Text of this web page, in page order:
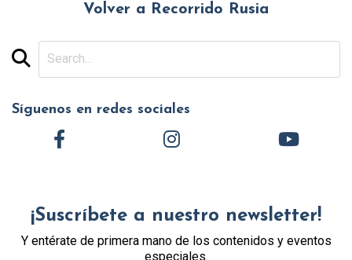
Volver a Recorrido Rusia
Síguenos en redes sociales
¡Suscríbete a nuestro newsletter!
Y entérate de primera mano de los contenidos y eventos
especiales.